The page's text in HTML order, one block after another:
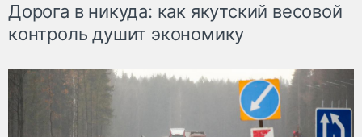
Дорога в никуда: как якутский весовой
контроль душит экономику